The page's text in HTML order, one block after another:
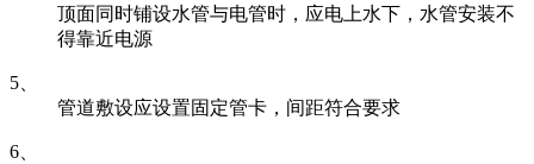
顶面同时铺设水管与电管时，应电上水下，水管安装不
得靠近电源
5、
管道敷设应设置固定管卡，间距符合要求
6、